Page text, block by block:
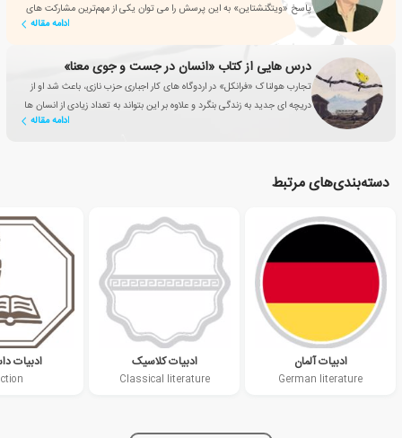
پاسخ «ویتگنشتاین» به این پرسش را می توان یکی از مهم‌ترین مشارکت های
او در نظر گرفت.
ادامه مقاله
درس هایی از کتاب «انسان در جست و جوی معنا»
تجارب هولناک «فرانکل» در اردوگاه های کار اجباری حزب نازی، باعث شد او از
دریچه ای جدید به زندگی بنگرد و علاوه بر این بتواند به تعداد زیادی از انسان ها
ادامه مقاله
دسته‌بندی‌های مرتبط
ادبیات آلمان
German literature
ادبیات کلاسیک
Classical literature
ادبیات